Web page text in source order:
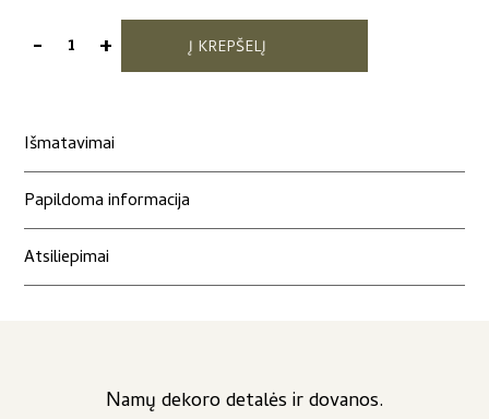
-produkto
žaisliukų
“Kardinolai”
3
+ Į KREPŠELĮ
Išmatavimai
Papildoma informacija
Atsiliepimai
Namų dekoro detalės ir dovanos.